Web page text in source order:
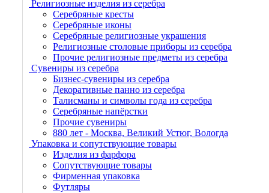
Религиозные изделия из серебра
Серебряные кресты
Серебряные иконы
Серебряные религиозные украшения
Религиозные столовые приборы из серебра
Прочие религиозные предметы из серебра
Сувениры из серебра
Бизнес-сувениры из серебра
Декоративные панно из серебра
Талисманы и символы года из серебра
Серебряные напёрстки
Прочие сувениры
880 лет - Москва, Великий Устюг, Вологда
Упаковка и сопутствующие товары
Изделия из фарфора
Сопутствующие товары
Фирменная упаковка
Футляры